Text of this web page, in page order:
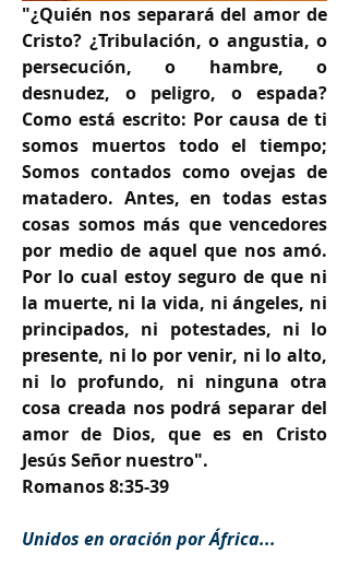
"¿Quién nos separará del amor de
Cristo? ¿Tribulación, o angustia, o
persecución, o hambre, o
desnudez, o peligro, o espada?
Como está escrito: Por causa de ti
somos muertos todo el tiempo;
Somos contados como ovejas de
matadero. Antes, en todas estas
cosas somos más que vencedores
por medio de aquel que nos amó.
Por lo cual estoy seguro de que ni
la muerte, ni la vida, ni ángeles, ni
principados, ni potestades, ni lo
presente, ni lo por venir, ni lo alto,
ni lo profundo, ni ninguna otra
cosa creada nos podrá separar del
amor de Dios, que es en Cristo
Jesús Señor nuestro".
Romanos 8:35-39
Unidos en oración por África...